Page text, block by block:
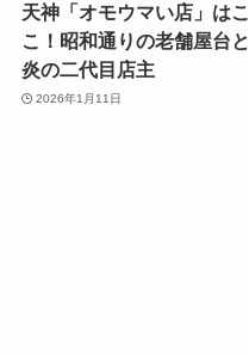
天神「オモウマい店」はこ
こ！昭和通りの老舗屋台と
炎の二代目店主
2026年1月11日